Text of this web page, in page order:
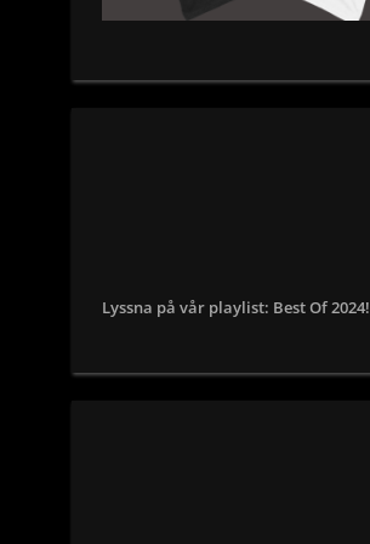
Lyssna på vår playlist: Best Of 2024!